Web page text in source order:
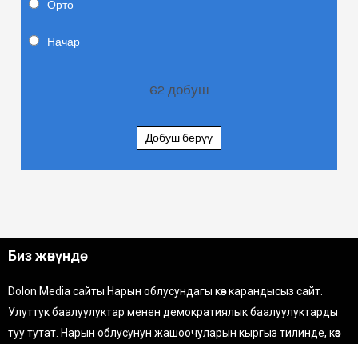
Орто
Начар
62 добуш
Добуш берүү
Биз жөнүндө
Dolon Media сайты Нарын облусундагы көз карандысыз сайт.
Улуттук баалуулуктар менен демократиялык баалуулуктарды
туу тутат. Нарын облусунун жашоочуларын кыргыз тилинде, көз